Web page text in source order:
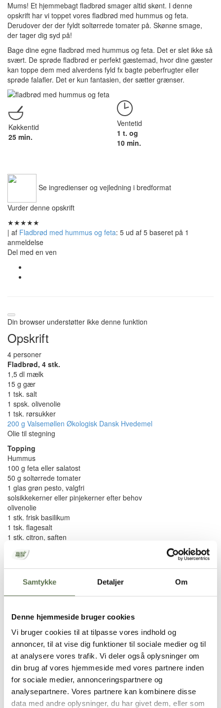
Samtykke Detaljer Om
Denne hjemmeside bruger cookies
Vi bruger cookies til at tilpasse vores indhold og
annoncer, til at vise dig funktioner til sociale medier og til
at analysere vores trafik. Vi deler også oplysninger om
din brug af vores hjemmeside med vores partnere inden
for sociale medier, annonceringspartnere og
analysepartnere. Vores partnere kan kombinere disse
data med andre oplysninger, du har givet dem, eller som
Mums! Et hjemmebagt fladbrød smager altid skønt. I denne
opskrift har vi toppet vores fladbrød med hummus og feta.
Derudover der der fyldt soltørrede tomater på. Skønne smage,
der tager dig syd på!
Bage dine egne fladbrød med hummus og feta. Det er slet ikke så
svært. De sprøde fladbrød er perfekt gæstemad, hvor dine gæster
kan toppe dem med alverdens fyld fx bagte peberfrugter eller
sprøde falafler. Det er kun fantasien, der sætter grænser.
Køkkentid
25 min.
Ventetid
1 t. og
10 min.
Se ingredienser og vejledning i bredformat
Vurder denne opskrift
★★★★★
| af Fladbrød med hummus og feta: 5 ud af 5 baseret på 1
anmeldelse
Del med en ven
Din browser understøtter ikke denne funktion
Opskrift
4 personer
Fladbrød, 4 stk.
1,5 dl mælk
15 g gær
1 tsk. salt
1 spsk. olivenolie
1 tsk. rørsukker
200 g Valsemøllen Økologisk Dansk Hvedemel
Olie til stegning
Topping
Hummus
100 g feta eller salatost
50 g soltørrede tomater
1 glas grøn pesto, valgfri
solsikkekerner eller pinjekerner efter behov
olivenolie
1 stk. frisk basilikum
1 tsk. flagesalt
1 stk. citron, saften
Brugt i opskriften
Økologisk Dansk Hvedemel
Ud over Marias kærlighed for mad, så går Maria ind for
bæredygtighed og at undgå madspild.
Sådan gør du
Mælken lunes i en lille gryde, til den er lillefingervarm.
I en skål smuldres gæren og røres den ud i mælken
sammen med sukker, salt og olie.
Tilsæt mel, lidt efter lidt og ælt godt sammen til dejen er